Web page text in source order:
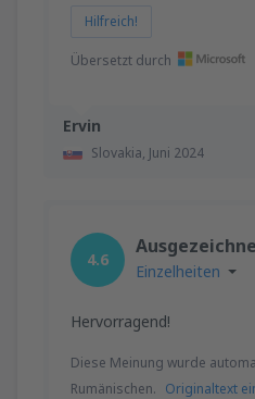
Ervin
Slovakia, Juni 2024
Hilfreich!
Übersetzt durch
4.6
Einzelheiten
Hervorragend!
Diese Meinung wurde
Rumänischen. Originaltext